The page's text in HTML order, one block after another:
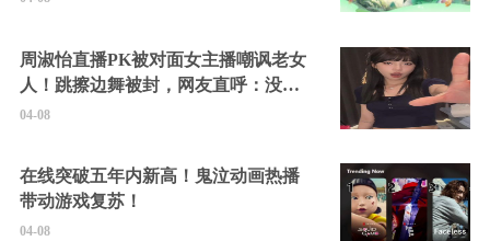
周淑怡直播PK被对面女主播嘲讽老女
人！跳擦边舞被封，网友直呼：没边
硬擦封的好！
04-08
在线突破五年内新高！鬼泣动画热播
带动游戏复苏！
04-08